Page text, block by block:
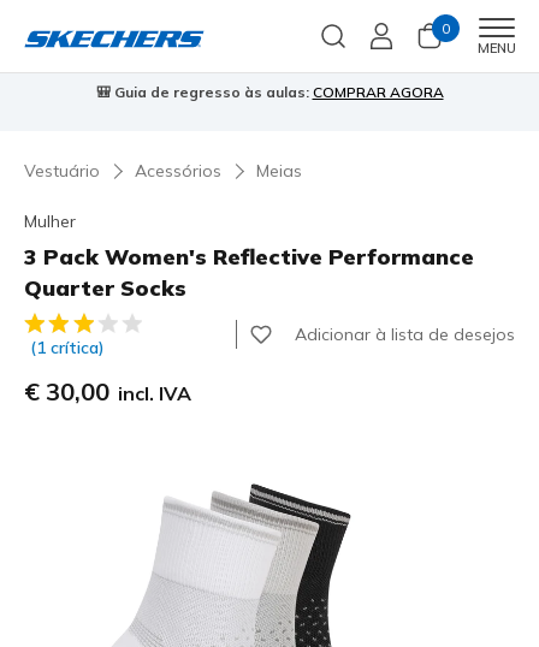
0
MENU
🎒 Guia de regresso às aulas: COMPRAR AGORA
Vestuário Acessórios Meias
Mulher
3 Pack Women's Reflective Performance
Quarter Socks
4$9 de 5 – Classificação do cliente
(1 crítica)
Adicionar à lista de desejos
€ 30,00 incl. IVA